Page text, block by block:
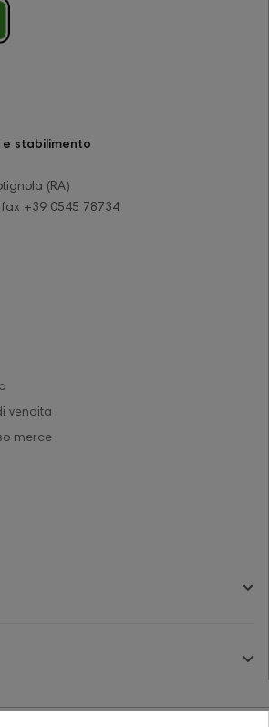
e stabilimento
(RA)
+39 0545 78734
vendita
merce

